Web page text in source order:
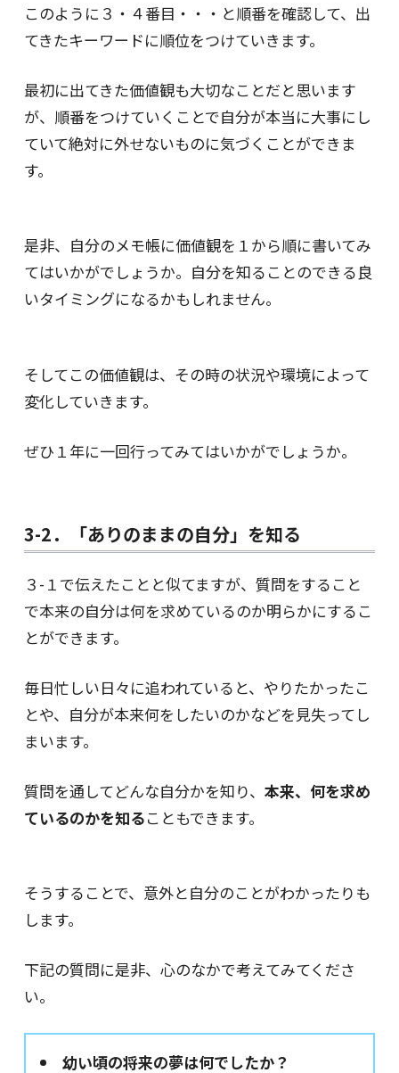
このように３・４番目・・・と順番を確認して、出
てきたキーワードに順位をつけていきます。
最初に出てきた価値観も大切なことだと思います
が、順番をつけていくことで自分が本当に大事にし
ていて絶対に外せないものに気づくことができま
す。
是非、自分のメモ帳に価値観を１から順に書いてみ
てはいかがでしょうか。自分を知ることのできる良
いタイミングになるかもしれません。
そしてこの価値観は、その時の状況や環境によって
変化していきます。
ぜひ１年に一回行ってみてはいかがでしょうか。
3-2．「ありのままの自分」を知る
３-１で伝えたことと似てますが、質問をすること
で本来の自分は何を求めているのか明らかにするこ
とができます。
毎日忙しい日々に追われていると、やりたかったこ
とや、自分が本来何をしたいのかなどを見失ってし
まいます。
質問を通してどんな自分かを知り、 本来、何を求め
ているのかを知ることもできます。
そうすることで、意外と自分のことがわかったりも
します。
下記の質問に是非、心のなかで考えてみてくださ
い。
幼い頃の将来の夢は何でしたか？